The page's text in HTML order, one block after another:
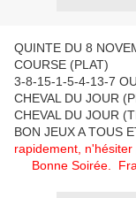
QUINTE DU 8
COURSE (PLAT)
3-8-15-1-5-4-13-7
CHEVAL DU JOUR
CHEVAL DU JOUR
BON JEUX A TOUS
rapidement,
Bonne Soirée.